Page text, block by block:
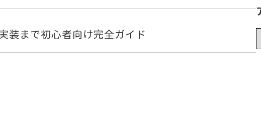
装まで初心者向け完全ガイド